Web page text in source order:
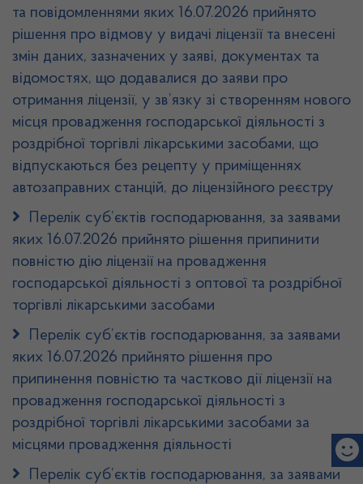
та повідомленнями яких 16.07.2026 прийнято
рішення про відмову у видачі ліцензії та внесені
змін даних, зазначених у заяві, документах та
відомостях, що додавалися до заяви про
отримання ліцензії, у зв’язку зі створенням нового
місця провадження господарської діяльності з
роздрібної торгівлі лікарськими засобами, що
відпускаються без рецепту у приміщеннях
автозаправних станцій, до ліцензійного реєстру
Перелік суб’єктів господарювання, за заявами
яких 16.07.2026 прийнято рішення припинити
повністю дію ліцензії на провадження
господарської діяльності з оптової та роздрібної
торгівлі лікарськими засобами
Перелік суб’єктів господарювання, за заявами
яких 16.07.2026 прийнято рішення про
припинення повністю та частково дії ліцензії на
провадження господарської діяльності з
роздрібної торгівлі лікарськими засобами за
місцями провадження діяльності
Перелік суб’єктів господарювання, за заявами